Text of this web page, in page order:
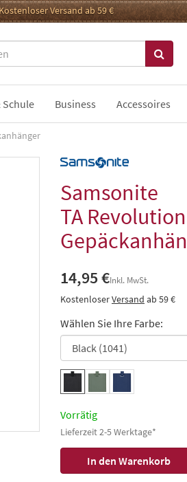
Versand ab 59 €
Schule Business Accessoires
Samsonite
TA
14,95 €Inkl. MwSt.
KostenloserVersand ab 59 €
Wählen Sie Ihre Farbe:
Vorrätig
Lieferzeit 2-5 Werktage*